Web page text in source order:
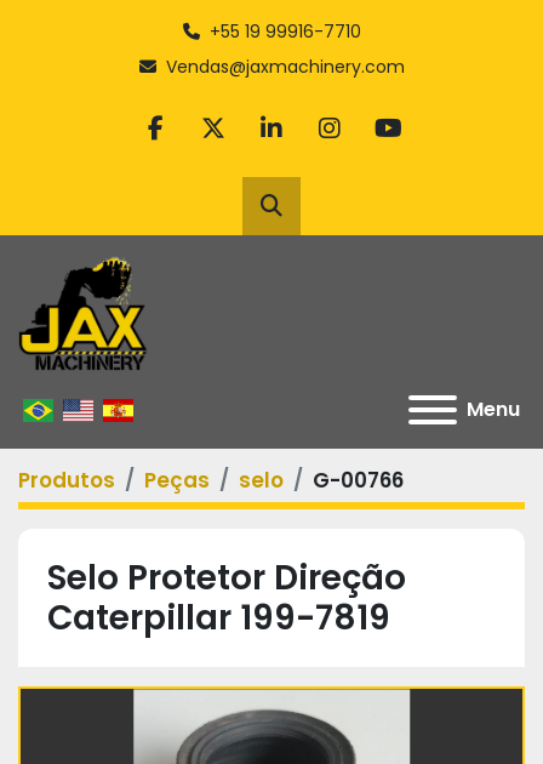
+55 19 99916-7710
Vendas@jaxmachinery.com
facebook
twitterlinkedininstagram
youtube
Pesquisar
Menu
Produtos Peças selo G-00766
Selo Protetor Direção
Caterpillar 199-7819